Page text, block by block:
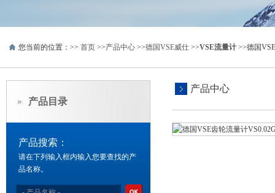
您当前的位置：>> 首页 >>产品中心 >>德国VSE威仕 >>VSE流量计 >>德国
产品目录
产品搜索：
请在下列输入框内输入您要查找的产
品名称。
产品中心